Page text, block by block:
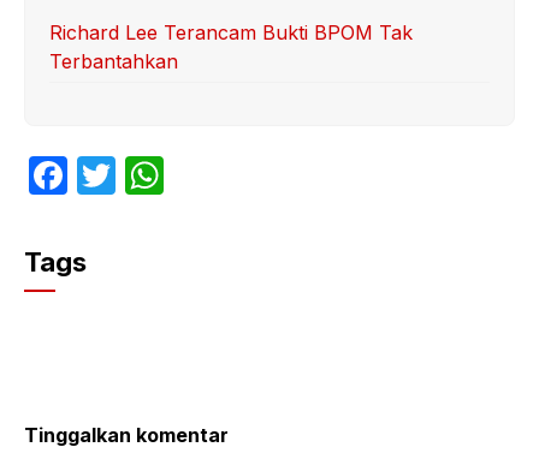
Richard Lee Terancam Bukti BPOM Tak
Terbantahkan
F
c
e
k
T
Tags
Tinggalkan komentar